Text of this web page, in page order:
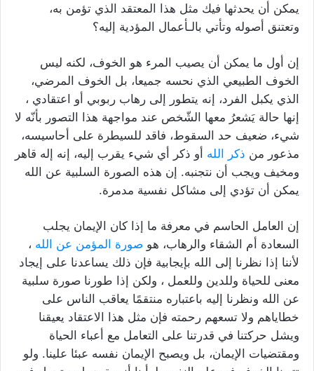
يمكن أن يحدثها فيك مثل هذا المعتقد الذي تؤمن به،
وتعتنق أصوله وتأتي بالـأعمال المؤدية إليه؟
إن أول ما يمكن أن يصيب المرء هو الخوف، لكنه ليس
الخوف الطبيعي الذي نحسه جميعا، بل الخوف المرضي،
الذي يكبل الفرد، إنه يتطور إلى رهاب ربوبي أو اعتقادي ،
إنها حالة يَشعرُ معها الشّخص عند مواجهة هذا التصور بأنّه لا
شيء، ضعيف حد السقوط، فاقد للسيطرة على أحاسيسه،
مذعور من ذكر الله أو ذكر أي شيء يقرب إليه، إنه إله قاهر
ومخيف ويجب أن نتجنبه. إن هذه الصورة السلبية عن الله
يمكن أن تؤدي إلى مشاكل نفسية مدمرة.
إن العامل الحاسم في معرفة ما إذا كان الإيمان يجلب
السعادة أم الشقاء والرهاب، هو صورة المؤمن عن الله ،
لأننا إذا نظرنا إلى الله بإيجابية فإن ذلك يساعدنا على إيجاد
معنى للحياة وللدين وللعمل ، ولكن إذا طورنا صورة سلبية
عن الله ونظرنا إليه باعتباره منتقمًا يعاقب الناس على
خطاياهم ولا تسعهم رحمته فإن مثل هذا الاعتقاد يعيقنا
ويشل حركتنا في قدرتنا على التعامل مع أعباء الحياة
ومقتضيات الإيمان، بل ويصبح الإيمان نفسه عبئا علينا. ولو